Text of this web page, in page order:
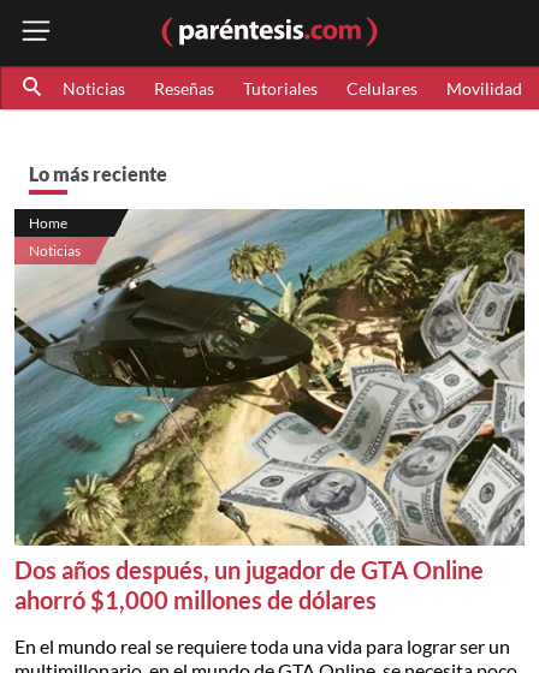
Noticias Reseñas Tutoriales Celulares Movilidad
Lo más reciente
Home
Noticias
Dos años después, un jugador de GTA Online
ahorró $1,000 millones de dólares
En el mundo real se requiere toda una vida para lograr ser un